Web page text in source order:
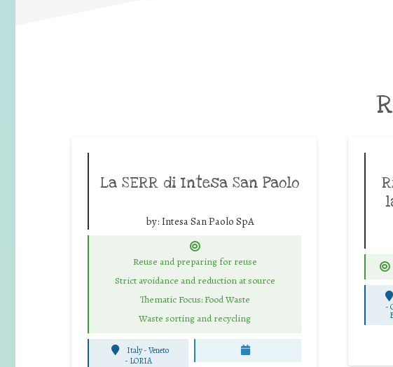
La SERR di Intesa San Paolo
by: Intesa San Paolo SpA
Reuse and preparing for reuse
Strict avoidance and reduction at source
Thematic Focus: Food Waste
Waste sorting and recycling
Italy - Veneto
- LORIA
-